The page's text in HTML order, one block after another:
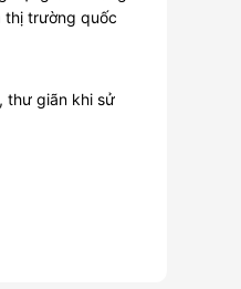
thị trường quốc
thư giãn khi sử